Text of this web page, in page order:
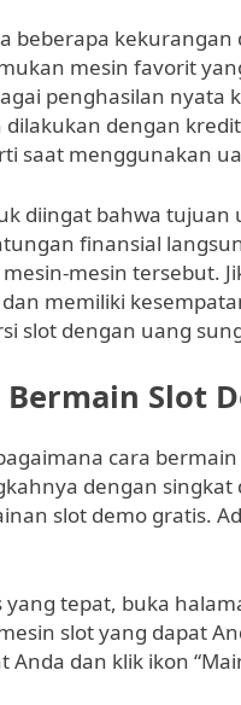
beberapa
mesin favorit
penghasilan
dengan
saat menggunakan
diingat bahwa
finansial
mesin tersebut.
memiliki
slot dengan uang
Slot
cara
dengan
slot demo gratis.
tepat, buka
slot yang dapat
dan klik ikon